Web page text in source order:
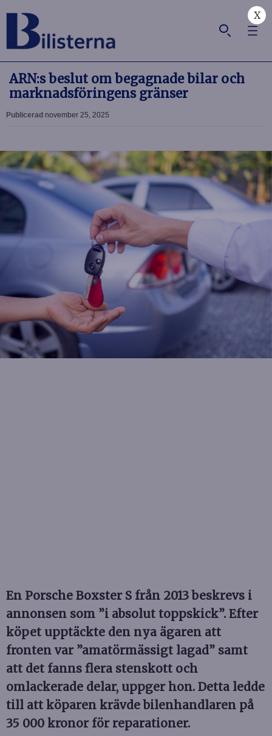
X
ARN:s beslut om begagnade bilar och
marknadsföringens gränser
Publicerad november 25, 2025
En Porsche Boxster S från 2013 beskrevs i
annonsen som ”i absolut toppskick”. Efter
köpet upptäckte den nya ägaren att
fronten var ”amatörmässigt lagad” samt
att det fanns flera stenskott och
omlackerade delar, uppger hon. Detta ledde
till att köparen krävde bilenhandlaren på
35 000 kronor för reparationer.